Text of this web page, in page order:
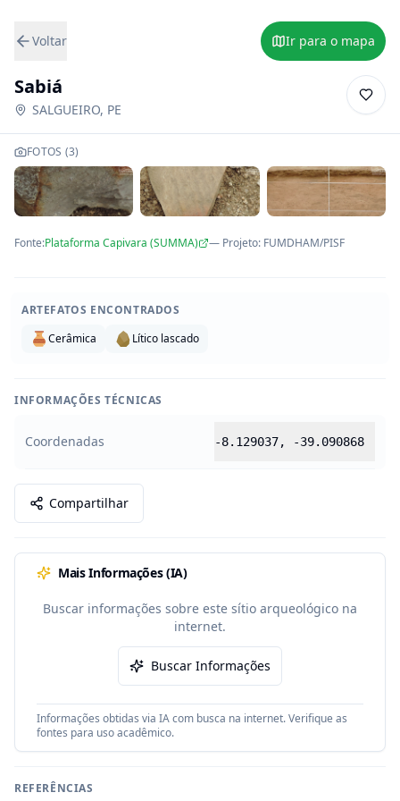
Voltar Ir para o mapa
Sabiá
SALGUEIRO, PE
FOTOS (3)
Fonte:Plataforma Capivara (SUMMA) — Projeto: FUMDHAM/PISF
ARTEFATOS ENCONTRADOS
Cerâmica
Lítico lascado
INFORMAÇÕES TÉCNICAS
Coordenadas -8.129037, -39.090868
Compartilhar
Mais Informações (IA)
Buscar informações sobre este sítio arqueológico na
internet.
Buscar Informações
Informações obtidas via IA com busca na internet. Verifique as
fontes para uso acadêmico.
REFERÊNCIAS